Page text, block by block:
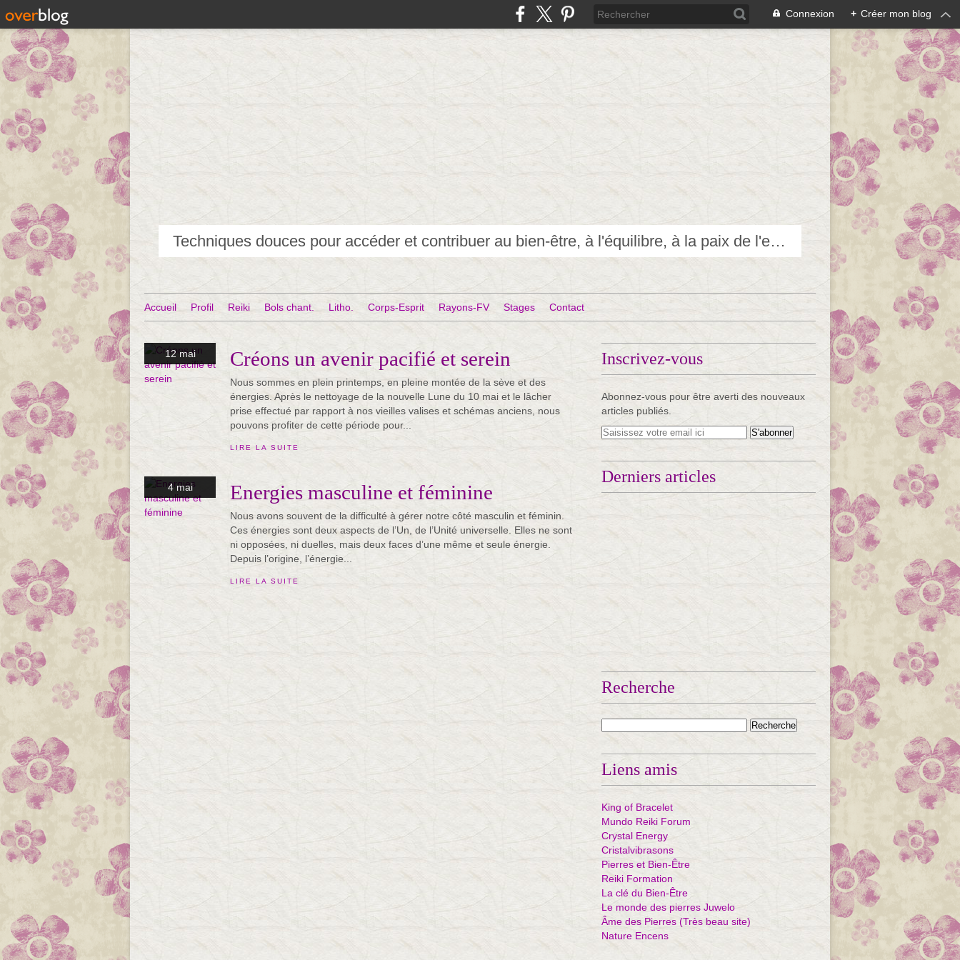
Connexion + Créer mon blog
Techniques douces pour accéder et contribuer au bien-être, à l'équilibre, à la paix de l'esprit...
Accueil Profil Reiki Bols chant. Litho. Corps-Esprit Rayons-FV Stages Contact
12 mai Créons un avenir pacifié et serein
Nous sommes en plein printemps, en pleine montée de la sève et des
énergies. Après le nettoyage de la nouvelle Lune du 10 mai et le lâcher
prise effectué par rapport à nos vieilles valises et schémas anciens, nous
pouvons profiter de cette période pour...
LIRE LA SUITE
4 mai Energies masculine et féminine
Nous avons souvent de la difficulté à gérer notre côté masculin et féminin.
Ces énergies sont deux aspects de l’Un, de l’Unité universelle. Elles ne sont
ni opposées, ni duelles, mais deux faces d’une même et seule énergie.
Depuis l’origine, l’énergie...
LIRE LA SUITE
Inscrivez-vous
Abonnez-vous pour être averti des nouveaux
articles publiés.
Derniers articles
Recherche
Liens amis
King of Bracelet
Mundo Reiki Forum
Crystal Energy
Cristalvibrasons
Pierres et Bien-Être
Reiki Formation
La clé du Bien-Être
Le monde des pierres Juwelo
Âme des Pierres (Très beau site)
Nature Encens